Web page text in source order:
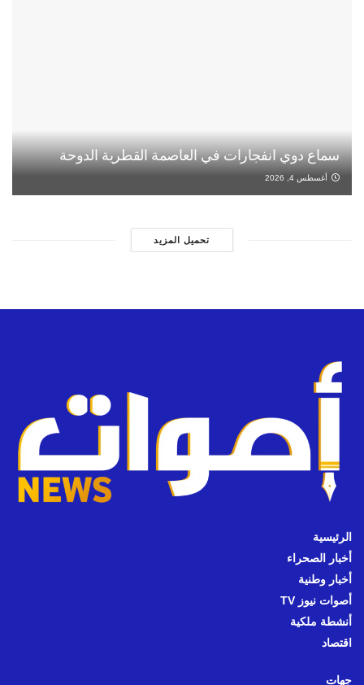
سماع دوي انفجارات في العاصمة القطرية الدوحة
أغسطس 4, 2026
تحميل المزيد
الرئيسية
أخبار الصحراء
أخبار وطنية
أصوات نيوز TV
أنشطة ملكية
اقتصاد
جهات